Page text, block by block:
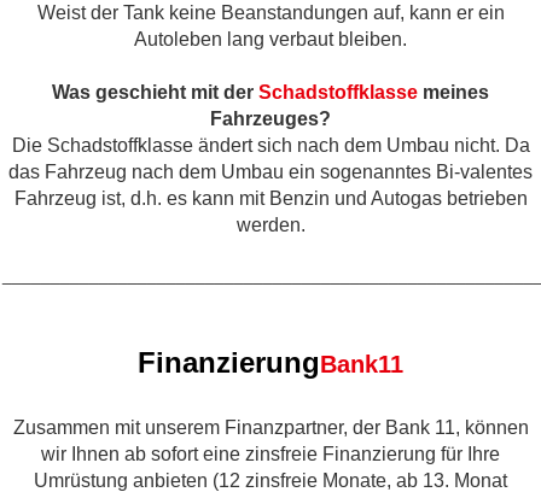
Weist der Tank keine Beanstandungen auf, kann er ein
Autoleben lang verbaut bleiben.
Was geschieht mit der Schadstoffklasse meines
Fahrzeuges?
Die Schadstoffklasse ändert sich nach dem Umbau nicht. Da
das Fahrzeug nach dem Umbau ein sogenanntes Bi-valentes
Fahrzeug ist, d.h. es kann mit Benzin und Autogas betrieben
werden.
FinanzierungBank11
Zusammen mit unserem Finanzpartner, der Bank 11, können
wir Ihnen ab sofort eine zinsfreie Finanzierung für Ihre
Umrüstung anbieten (12 zinsfreie Monate, ab 13. Monat